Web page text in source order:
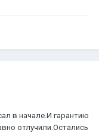
в начале.И гарантию
отлучили.Остались